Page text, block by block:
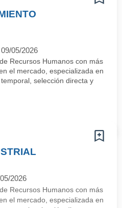
09/05/2026
Recursos Humanos con más
el mercado, especializada en
selección directa y
2026
Recursos Humanos con más
el mercado, especializada en